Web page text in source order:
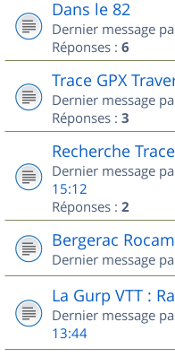
Dans le 82
Dernier message
Réponses : 6
Trace GPX
Dernier message
Réponses : 3
Recherche
Dernier message
15:12
Réponses : 2
Bergerac
Dernier message
La Gurp VTT :
Dernier message
13:44